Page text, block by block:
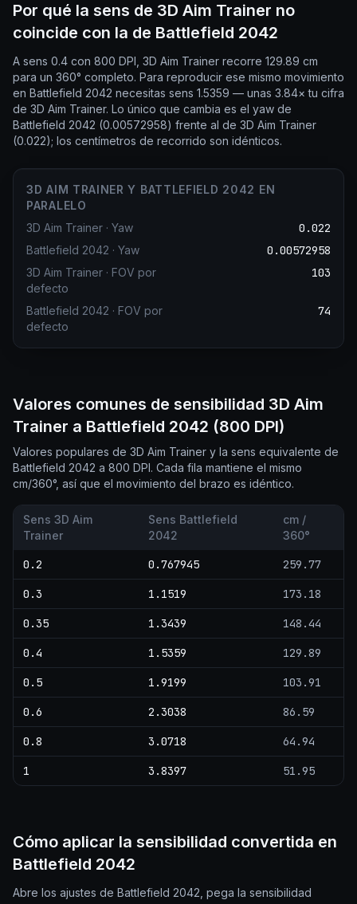
Por qué la sens de 3D Aim Trainer no
coincide con la de Battlefield 2042
A sens 0.4 con 800 DPI, 3D Aim Trainer recorre 129.89 cm
para un 360° completo. Para reproducir ese mismo movimiento
en Battlefield 2042 necesitas sens 1.5359 — unas 3.84× tu cifra
de 3D Aim Trainer. Lo único que cambia es el yaw de
Battlefield 2042 (0.00572958) frente al de 3D Aim Trainer
(0.022); los centímetros de recorrido son idénticos.
3D AIM TRAINER Y BATTLEFIELD 2042 EN
PARALELO
3D Aim Trainer · Yaw 0.022
Battlefield 2042 · Yaw 0.00572958
3D Aim Trainer · FOV por
defecto
103
Battlefield 2042 · FOV por
defecto
74
Valores comunes de sensibilidad 3D Aim
Trainer a Battlefield 2042 (800 DPI)
Valores populares de 3D Aim Trainer y la sens equivalente de
Battlefield 2042 a 800 DPI. Cada fila mantiene el mismo
cm/360°, así que el movimiento del brazo es idéntico.
Sens 3D Aim
Trainer
Sens Battlefield
2042
cm /
360°
0.2 0.767945 259.77
0.3 1.1519 173.18
0.35 1.3439 148.44
0.4 1.5359 129.89
0.5 1.9199 103.91
0.6 2.3038 86.59
0.8 3.0718 64.94
1 3.8397 51.95
Cómo aplicar la sensibilidad convertida en
Battlefield 2042
Abre los ajustes de Battlefield 2042, pega la sensibilidad